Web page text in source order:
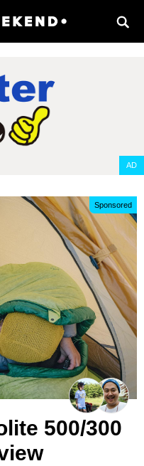
AD
Sponsored
500/300